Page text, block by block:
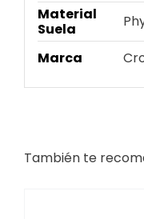
Material
Suela
Marca
También te